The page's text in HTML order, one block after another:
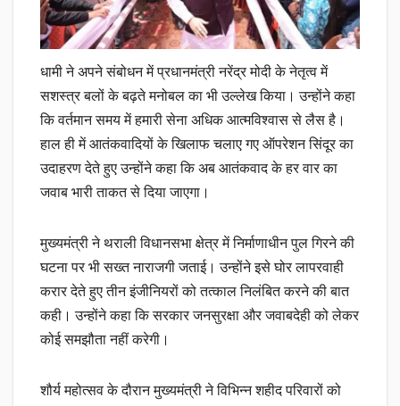
धामी ने अपने संबोधन में प्रधानमंत्री नरेंद्र मोदी के नेतृत्व में
सशस्त्र बलों के बढ़ते मनोबल का भी उल्लेख किया। उन्होंने कहा
कि वर्तमान समय में हमारी सेना अधिक आत्मविश्वास से लैस है।
हाल ही में आतंकवादियों के खिलाफ चलाए गए ऑपरेशन सिंदूर का
उदाहरण देते हुए उन्होंने कहा कि अब आतंकवाद के हर वार का
जवाब भारी ताकत से दिया जाएगा।
मुख्यमंत्री ने थराली विधानसभा क्षेत्र में निर्माणाधीन पुल गिरने की
घटना पर भी सख्त नाराजगी जताई। उन्होंने इसे घोर लापरवाही
करार देते हुए तीन इंजीनियरों को तत्काल निलंबित करने की बात
कही। उन्होंने कहा कि सरकार जनसुरक्षा और जवाबदेही को लेकर
कोई समझौता नहीं करेगी।
शौर्य महोत्सव के दौरान मुख्यमंत्री ने विभिन्न शहीद परिवारों को